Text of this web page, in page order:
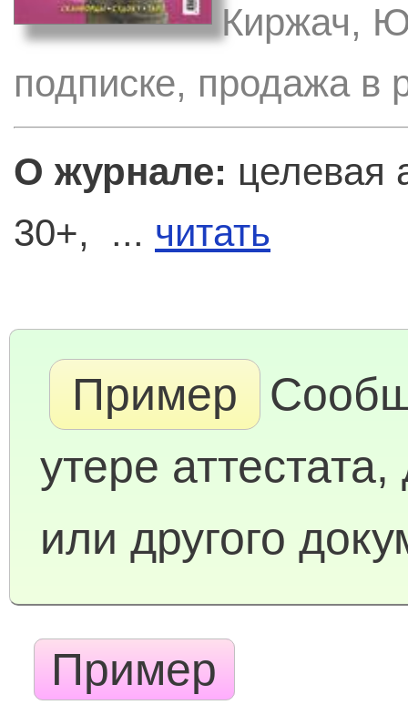
Киржач,
подписке, продажа в
О журнале: целевая
30+, ... читать
Пример
утере
или другого
Пример